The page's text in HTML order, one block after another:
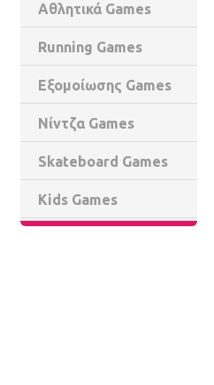
Αθλητικά Games
Running Games
Εξομοίωσης Games
Νίντζα Games
Skateboard Games
Kids Games